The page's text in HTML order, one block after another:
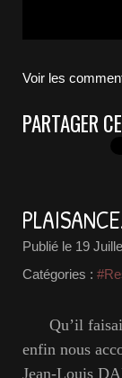
Voir les
PARTAGER
Publié le 19
Catégories :
Qu’il faisait
enfin nous
Jean-Louis